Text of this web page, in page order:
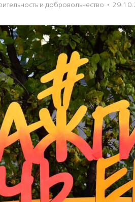
и доброволь­чест­во ·